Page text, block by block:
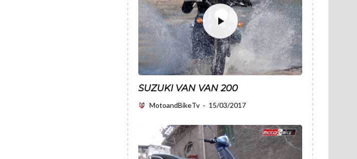
SUZUKI VAN VAN 200
MotoandBikeTv · 15/03/2017